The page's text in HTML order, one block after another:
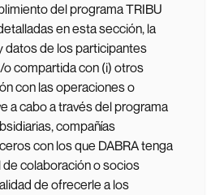
del programa TRIBU
en esta sección, la
datos de los participantes
compartida con (i) otros
con las operaciones o
a cabo a través del programa
compañías
con los que DABRA tenga
colaboración o socios
de ofrecerle a los